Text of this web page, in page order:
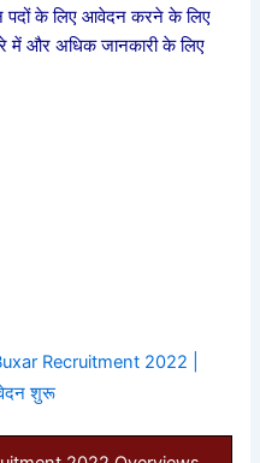
के लिए आवेदन करने के लिए
में और अधिक जानकारी के लिए
Recruitment 2022 |
शुरू